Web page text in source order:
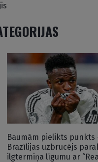
Baumām pielikts punkts
Brazīlijas uzbrucējs
ilgtermiņa līgumu ar